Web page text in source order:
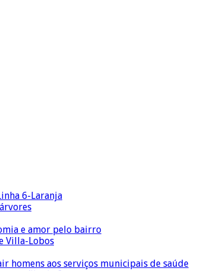
6-Laranja
e amor pelo bairro
Villa-Lobos
homens aos serviços municipais de saúde